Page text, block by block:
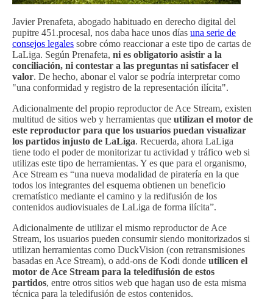
Javier Prenafeta, abogado habituado en derecho digital del
pupitre 451.procesal, nos daba hace unos días una serie de
consejos legales sobre cómo reaccionar a este tipo de cartas de
LaLiga. Según Prenafeta, ni es obligatorio asistir a la
conciliación, ni contestar a las preguntas ni satisfacer el
valor. De hecho, abonar el valor se podría interpretar como
"una conformidad y registro de la representación ilícita".
Adicionalmente del propio reproductor de Ace Stream, existen
multitud de sitios web y herramientas que utilizan el motor de
este reproductor para que los usuarios puedan visualizar
los partidos injusto de LaLiga. Recuerda, ahora LaLiga
tiene todo el poder de monitorizar tu actividad y tráfico web si
utilizas este tipo de herramientas. Y es que para el organismo,
Ace Stream es “una nueva modalidad de piratería en la que
todos los integrantes del esquema obtienen un beneficio
crematístico mediante el camino y la redifusión de los
contenidos audiovisuales de LaLiga de forma ilícita”.
Adicionalmente de utilizar el mismo reproductor de Ace
Stream, los usuarios pueden consumir siendo monitorizados si
utilizan herramientas como DuckVision (con retransmisiones
basadas en Ace Stream), o add-ons de Kodi donde utilicen el
motor de Ace Stream para la teledifusión de estos
partidos, entre otros sitios web que hagan uso de esta misma
técnica para la teledifusión de estos contenidos.